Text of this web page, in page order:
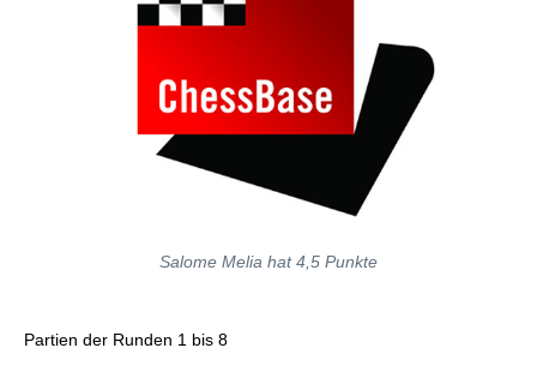
Salome Melia hat 4,5 Punkte
Partien der Runden 1 bis 8